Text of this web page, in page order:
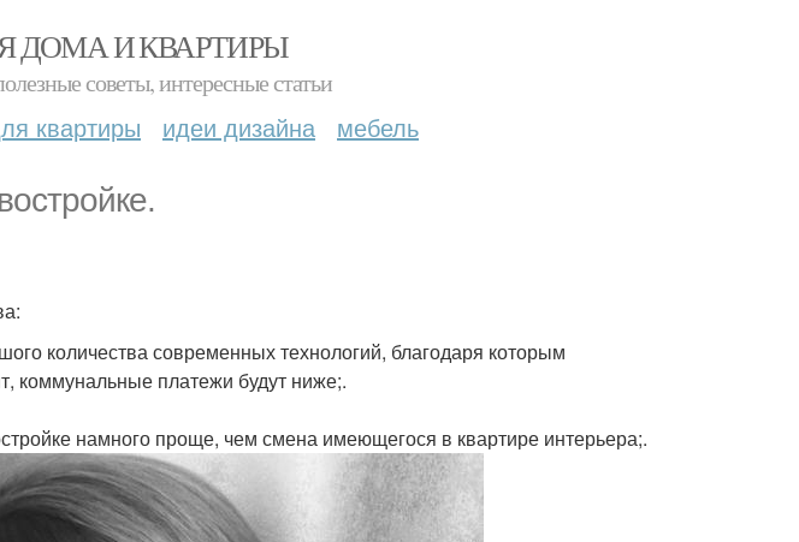
ДОМА И КВАРТИРЫ
советы, интересные статьи
квартиры идеи дизайна мебель
количества современных технологий, благодаря которым
коммунальные платежи будут ниже;.
намного проще, чем смена имеющегося в квартире интерьера;.